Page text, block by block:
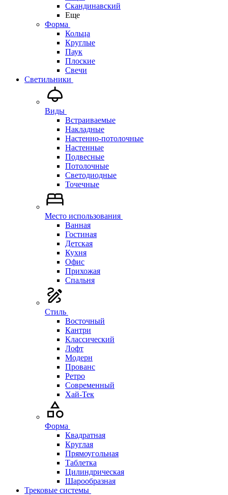
Скандинавский
Еще
Форма
Кольца
Круглые
Паук
Плоские
Свечи
Светильники
Виды
Встраиваемые
Накладные
Настенно-потолочные
Настенные
Подвесные
Потолочные
Светодиодные
Точечные
Место использования
Ванная
Гостиная
Детская
Кухня
Офис
Прихожая
Спальня
Стиль
Восточный
Кантри
Классический
Лофт
Модерн
Прованс
Ретро
Современный
Хай-Тек
Форма
Квадратная
Круглая
Прямоугольная
Таблетка
Цилиндрическая
Шарообразная
Трековые системы